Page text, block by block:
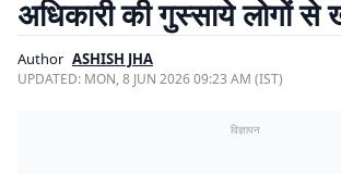
अधिकारी की गुस्साये लोगों से
Author ASHISH JHA
UPDATED: MON, 8 JUN 2026 09:23 AM (IST)
विज्ञापन